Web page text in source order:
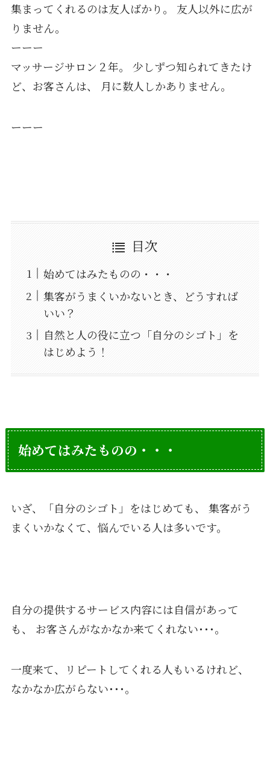
集まってくれるのは友人ばかり。 友人以外に広が
りません。
ーーー
マッサージサロン２年。 少しずつ知られてきたけ
ど、お客さんは、 月に数人しかありません。
ーーー
目次
始めてはみたものの・・・
集客がうまくいかないとき、どうすれば
いい？
自然と人の役に立つ「自分のシゴト」を
はじめよう！
始めてはみたものの・・・
いざ、「自分のシゴト」をはじめても、 集客がう
まくいかなくて、悩んでいる人は多いです。
自分の提供するサービス内容には自信があって
も、 お客さんがなかなか来てくれない･･･。
一度来て、リピートしてくれる人もいるけれど、
なかなか広がらない･･･。